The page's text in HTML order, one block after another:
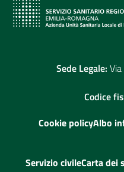
Sede Legale:
Codice
Cookie policyAlbo
Servizio civileCarta dei